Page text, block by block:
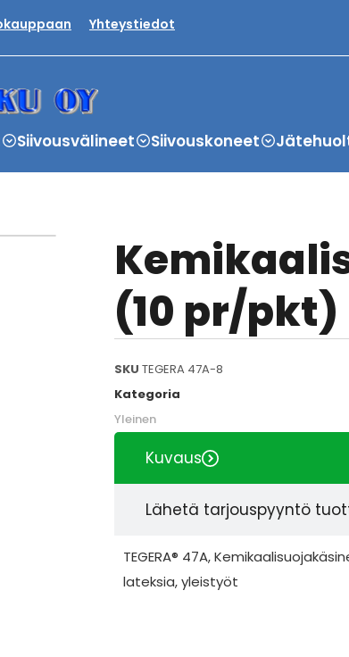
Yhteystiedot
Siivousvälineet Siivouskoneet
(10 pr/pkt)
SKU TEGERA 47A-8
Kategoria
Yleinen
Kuvaus
Lähetä tarjouspyyntö
TEGERA® 47A,
lateksia, yleistyöt